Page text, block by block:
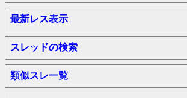
最新レス表示
スレッドの検索
類似スレ一覧